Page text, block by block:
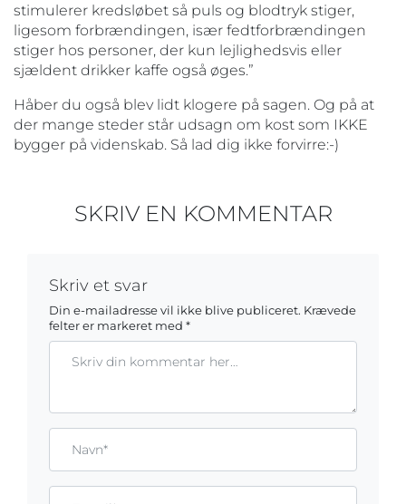
stimulerer kredsløbet så puls og blodtryk stiger,
ligesom forbrændingen, især fedtforbrændingen
stiger hos personer, der kun lejlighedsvis eller
sjældent drikker kaffe også øges.”
Håber du også blev lidt klogere på sagen. Og på at
der mange steder står udsagn om kost som IKKE
bygger på videnskab. Så lad dig ikke forvirre:-)
SKRIV EN KOMMENTAR
Skriv et svar
Din e-mailadresse vil ikke blive publiceret. Krævede
felter er markeret med *